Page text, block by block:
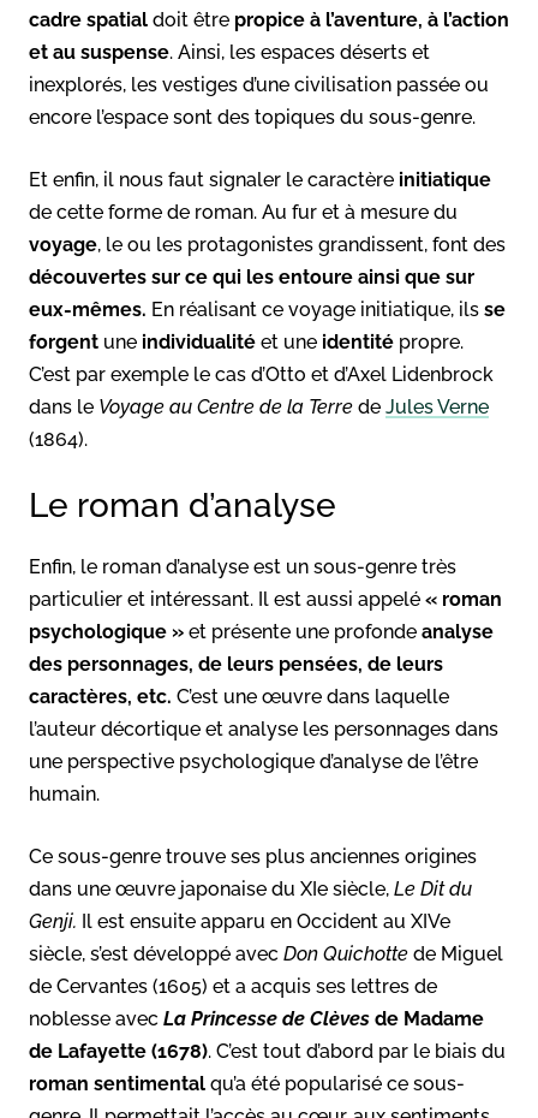
cadre spatial doit être propice à l’aventure, à l’action
et au suspense. Ainsi, les espaces déserts et
inexplorés, les vestiges d’une civilisation passée ou
encore l’espace sont des topiques du sous-genre.
Et enfin, il nous faut signaler le caractère initiatique
de cette forme de roman. Au fur et à mesure du
voyage, le ou les protagonistes grandissent, font des
découvertes sur ce qui les entoure ainsi que sur
eux-mêmes. En réalisant ce voyage initiatique, ils se
forgent une individualité et une identité propre.
C’est par exemple le cas d’Otto et d’Axel Lidenbrock
dans le Voyage au Centre de la Terre de Jules Verne
(1864).
Le roman d’analyse
Enfin, le roman d’analyse est un sous-genre très
particulier et intéressant. Il est aussi appelé « roman
psychologique » et présente une profonde analyse
des personnages, de leurs pensées, de leurs
caractères, etc. C’est une œuvre dans laquelle
l’auteur décortique et analyse les personnages dans
une perspective psychologique d’analyse de l’être
humain.
Ce sous-genre trouve ses plus anciennes origines
dans une œuvre japonaise du XIe siècle, Le Dit du
Genji. Il est ensuite apparu en Occident au XIVe
siècle, s’est développé avec Don Quichotte de Miguel
de Cervantes (1605) et a acquis ses lettres de
noblesse avec La Princesse de Clèves de Madame
de Lafayette (1678). C’est tout d’abord par le biais du
roman sentimental qu’a été popularisé ce sous-